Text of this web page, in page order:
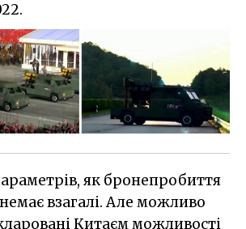
як бронепробиття
взагалі. Але можливо
Китаєм можливості